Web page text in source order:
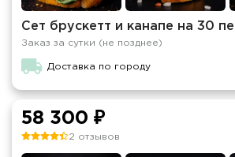
Сет брускетт и канапе на 30
Заказ за сутки (не позднее)
Доставка по городу
58 300 ₽
2 отзывов